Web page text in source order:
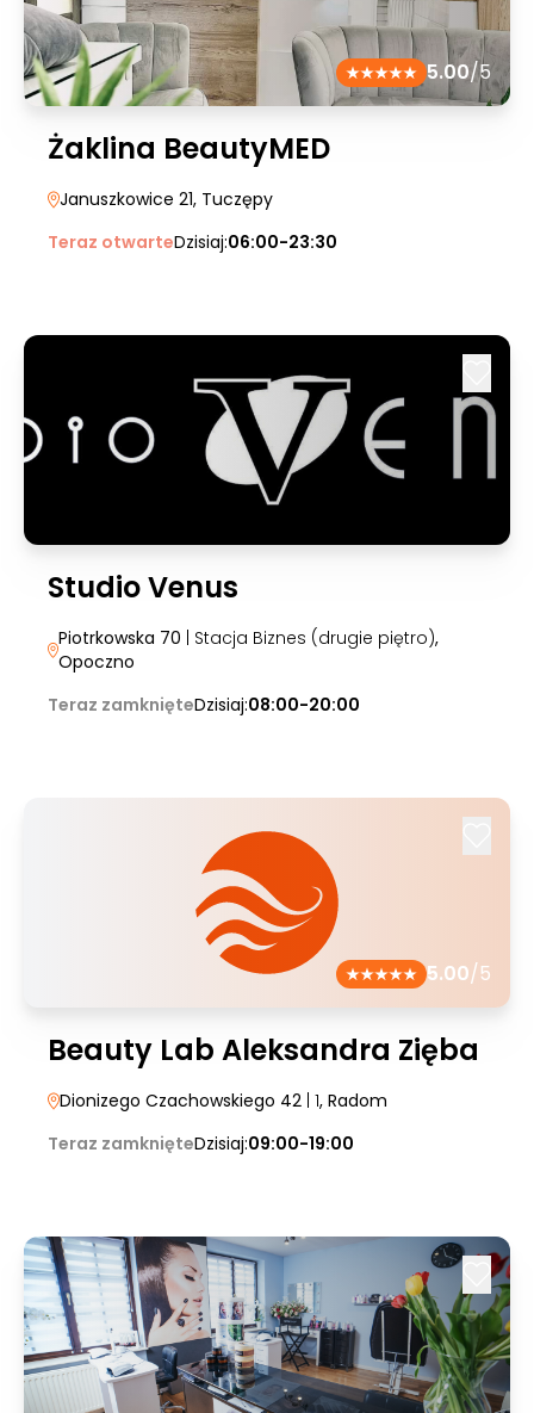
5.00/5
Żaklina BeautyMED
Januszkowice 21, Tuczępy
Teraz otwarteDzisiaj:06:00-23:30
Studio Venus
Piotrkowska 70 | Stacja Biznes (drugie piętro),
Opoczno
Teraz zamknięteDzisiaj:08:00-20:00
5.00/5
Beauty Lab Aleksandra Zięba
Dionizego Czachowskiego 42 | 1, Radom
Teraz zamknięteDzisiaj:09:00-19:00